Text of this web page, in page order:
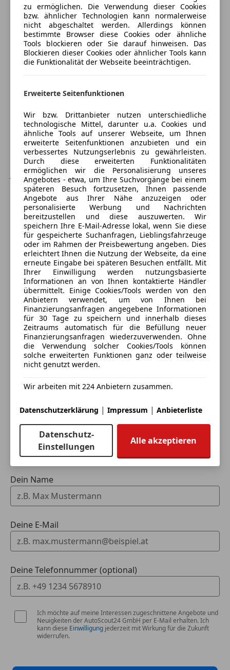
Isofix
LED-Scheinwerfer
Müdigkeitswarnsystem
Nebelscheinwerfer
Notbremsassistent
Seitenairbag
Spurhalteassistent
Tagfahrlicht
Traktionskontrolle
Verkehrszeichenerkennung
Xenonscheinwerfer
Zentralverriegelung
Extras
Alufelgen
Anhängerkupplung
Sportfahrwerk
Sportpaket
Sportsitze
Sprachsteuerung
Touchscreen
Außenspiegel mit Memoryfunktion
Außenspiegel mit Umfeldleuchte
Bluetooth-Schnittstelle
Dynamische Stabilitätskontrolle (DSC)
Einzelsitze hinten
Elektr. Bremskraftverteilung
(Active Roll Mitigation, ARM)
(Torque Vectoring)
Fahrassistenz-System: Bergabfahrkontrolle (HDC)
Fahrassistenz-System: Berganfahr-Assistent
Fahrassistenz-System: Notbrems-Assistent
Fahrassistenz-System: Spurwechselassistent
Geschwindigkeits-Regelanlage (Tempomat)
Getriebe Automatik - (9-Stufen)
Heckscheibe heizbar
Innenausstattung: Dekoreinlagen Satin Brushed
Aluminium
Karosserie: 2-türig
Klimaautomatik 2-Zonen
Kopf-Airbag-System vorn
Kurvenbremskontrolle (Corner-Brake-Control, CBC)
Lenksäule (Lenkrad) höhenverstellbar
LM-Felgen
Mittelkonsole mit Ablagefachabdeckung
Motor 2,0 Ltr. - 110 kW Td4 KAT
Multifunktions-Touchscreen
Parkbremse elektrisch
Radstand 2660 mm
Reifendruck-Kontrollsystem
Schadstoffarm nach Abgasnorm Euro 6
Scheinwerfer H4
Seitenairbag
Servolenkung elektrisch
Sitz vorn links elektr. verstellbar (8-fach, mit Memory)
Start/Stop-Anlage
Steckdose (12V-Anschluß) im Koffer-/Laderaum
Traktionskontrolle
USB-Anschluss in Mittelkonsole
Verdeckbezug Stoff
Wegfahrsperre
Zentralverriegelung mit Funkfernbedienung
Serienausstattungen:
*Airbags
Verkäufer Händler
KS Auto Graf GMBH
(90% Weiterempfehlungen)
Hafenstraße 63,
3500 Krems an der Donau, AT
Kontakt
Johann Graf
Alle Fahrzeuge des Anbieters
Anbieter kontaktieren
Deine Nachricht
Schritt
Ich möchte mein Auto in Zahlung geben
(unverbindlich).
Fahrzeugdaten hinzufügen
Dein Name
Deine E-Mail
Deine Telefonnummer (optional)
Ich möchte auf meine Interessen zugeschnittene Angebote und
Neuigkeiten der AutoScout24 GmbH per E-Mail erhalten. Ich
kann diese Einwilligung jederzeit mit Wirkung für die Zukunft
widerrufen.
zu ermöglichen. Die Verwendung dieser Cookies
bzw. ähnlicher Technologien kann normalerweise
nicht abgeschaltet werden. Allerdings können
bestimmte Browser diese Cookies oder ähnliche
Tools blockieren oder Sie darauf hinweisen. Das
Blockieren dieser Cookies oder ähnlicher Tools kann
die Funktionalität der Webseite beeinträchtigen.
Erweiterte Seitenfunktionen
Wir bzw. Drittanbieter nutzen unterschiedliche
technologische Mittel, darunter u.a. Cookies und
ähnliche Tools auf unserer Webseite, um Ihnen
erweiterte Seitenfunktionen anzubieten und ein
verbessertes Nutzungserlebnis zu gewährleisten.
Durch diese erweiterten Funktionalitäten
ermöglichen wir die Personalisierung unseres
Angebotes - etwa, um Ihre Suchvorgänge bei einem
späteren Besuch fortzusetzen, Ihnen passende
Angebote aus Ihrer Nähe anzuzeigen oder
personalisierte Werbung und Nachrichten
bereitzustellen und diese auszuwerten. Wir
speichern Ihre E-Mail-Adresse lokal, wenn Sie diese
für gespeicherte Suchanfragen, Lieblingsfahrzeuge
oder im Rahmen der Preisbewertung angeben. Dies
erleichtert Ihnen die Nutzung der Webseite, da eine
erneute Eingabe bei späteren Besuchen entfällt. Mit
Ihrer Einwilligung werden nutzungsbasierte
Informationen an von Ihnen kontaktierte Händler
übermittelt. Einige Cookies/Tools werden von den
Anbietern verwendet, um von Ihnen bei
Finanzierungsanfragen angegebene Informationen
für 30 Tage zu speichern und innerhalb dieses
Zeitraums automatisch für die Befüllung neuer
Finanzierungsanfragen wiederzuverwenden. Ohne
die Verwendung solcher Cookies/Tools können
solche erweiterten Funktionen ganz oder teilweise
nicht genutzt werden.
Wir arbeiten mit 224 Anbietern zusammen.
Datenschutzerklärung | Impressum | Anbieterliste
Datenschutz-
Einstellungen
Alle akzeptieren